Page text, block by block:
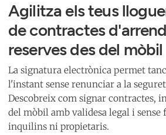
Agilitza els teus
de contractes
reserves des del mòbil
La signatura electrònica permet
l'instant sense renunciar a la
Descobreix com signar contractes,
del mòbil amb validesa legal i sense
inquilins ni propietaris.